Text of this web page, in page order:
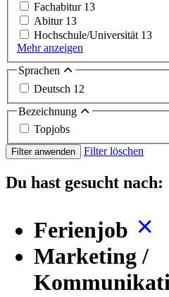
Fachabitur 13
Abitur 13
Hochschule/Universität 13
Mehr anzeigen
Sprachen
Deutsch 12
Bezeichnung
Topjobs
Filter anwenden Filter löschen
Du hast gesucht nach:
Ferienjob
Marketing /